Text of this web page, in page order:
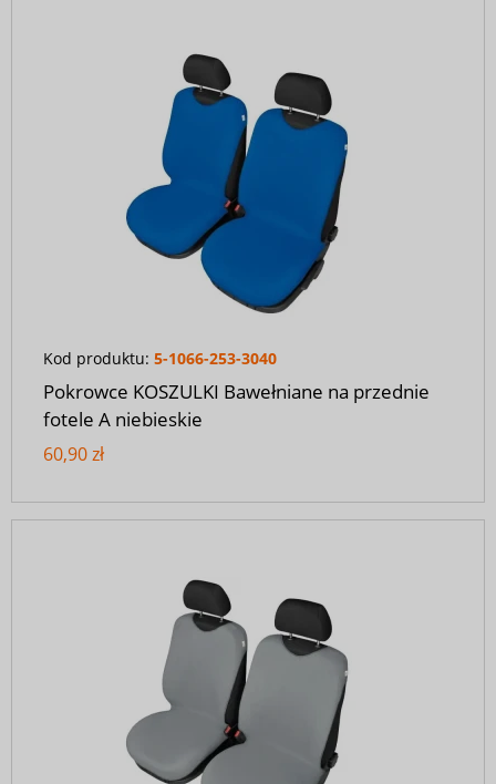
Kod produktu: 5-1066-253-3040
Pokrowce KOSZULKI Bawełniane na przednie
fotele A niebieskie
60,90 zł